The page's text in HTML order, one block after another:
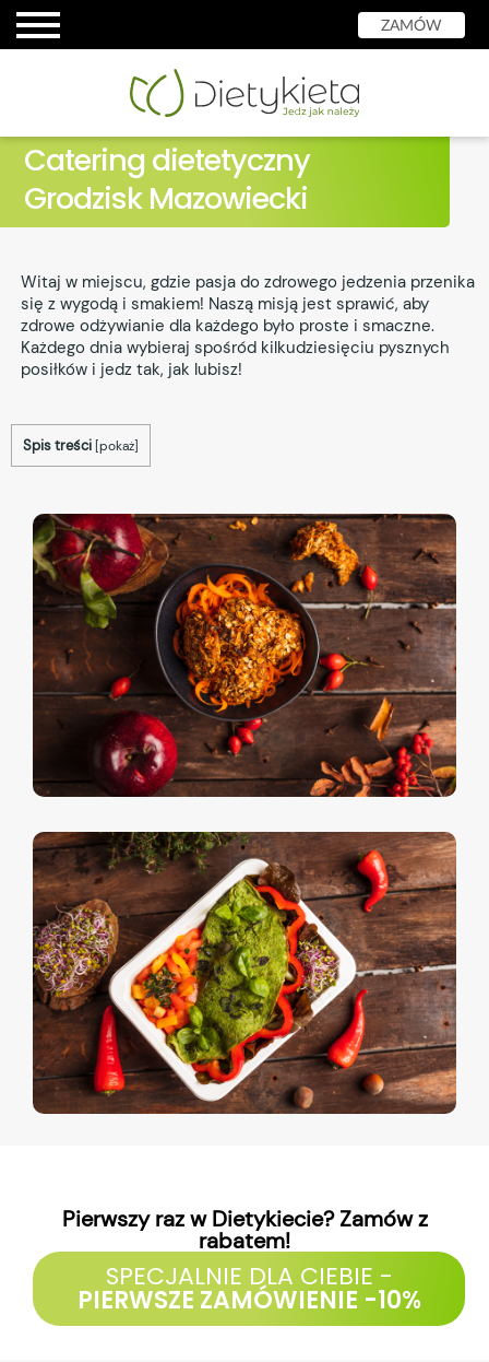
ZAMÓW
Catering dietetyczny
Grodzisk Mazowiecki
Witaj w miejscu, gdzie pasja do zdrowego jedzenia przenika
się z wygodą i smakiem! Naszą misją jest sprawić, aby
zdrowe odżywianie dla każdego było proste i smaczne.
Każdego dnia wybieraj spośród kilkudziesięciu pysznych
posiłków i jedz tak, jak lubisz!
Spis treści [pokaż]
Pierwszy raz w Dietykiecie? Zamów z
rabatem!
SPECJALNIE DLA CIEBIE -
PIERWSZE ZAMÓWIENIE -10%